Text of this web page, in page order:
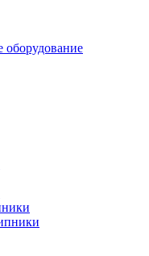
оборудование